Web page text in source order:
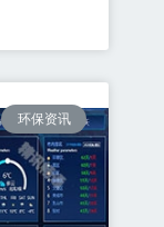
环保资讯